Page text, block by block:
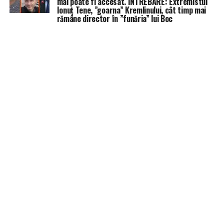
Ionuț Tene, ”goarna” Kremlinului, cât timp mai
rămâne director în ”funăria” lui Boc